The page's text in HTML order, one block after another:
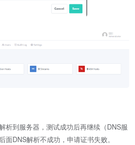
析到服务器，测试成功后再继续（DNS服
面DNS解析不成功，申请证书失败。